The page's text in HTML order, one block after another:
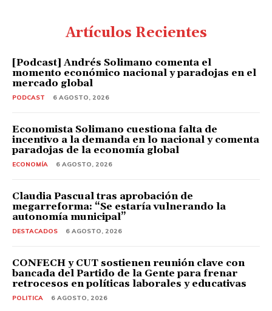
Artículos Recientes
[Podcast] Andrés Solimano comenta el
momento económico nacional y paradojas en el
mercado global
PODCAST 6 AGOSTO, 2026
Economista Solimano cuestiona falta de
incentivo a la demanda en lo nacional y comenta
paradojas de la economía global
ECONOMÍA 6 AGOSTO, 2026
Claudia Pascual tras aprobación de
megarreforma: “Se estaría vulnerando la
autonomía municipal”
DESTACADOS 6 AGOSTO, 2026
CONFECH y CUT sostienen reunión clave con
bancada del Partido de la Gente para frenar
retrocesos en políticas laborales y educativas
POLITICA 6 AGOSTO, 2026